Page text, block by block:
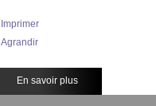
Imprimer
Agrandir
En savoir plus